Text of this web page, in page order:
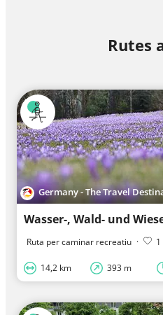
Rutes
Germany - The Travel
Ruta per caminar recreatiu · 1
14,2 km 393 m